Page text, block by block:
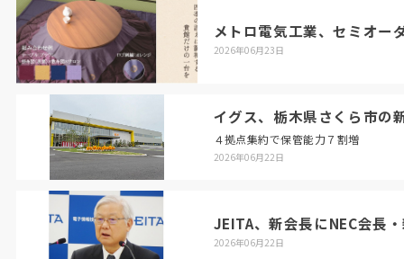
メトロ電気工業、セミオー
2026年06月23日
イグス、栃木県さくら市の
４拠点集約で保管能力７割増
2026年06月22日
JEITA、新会長にNEC会長
2026年06月22日